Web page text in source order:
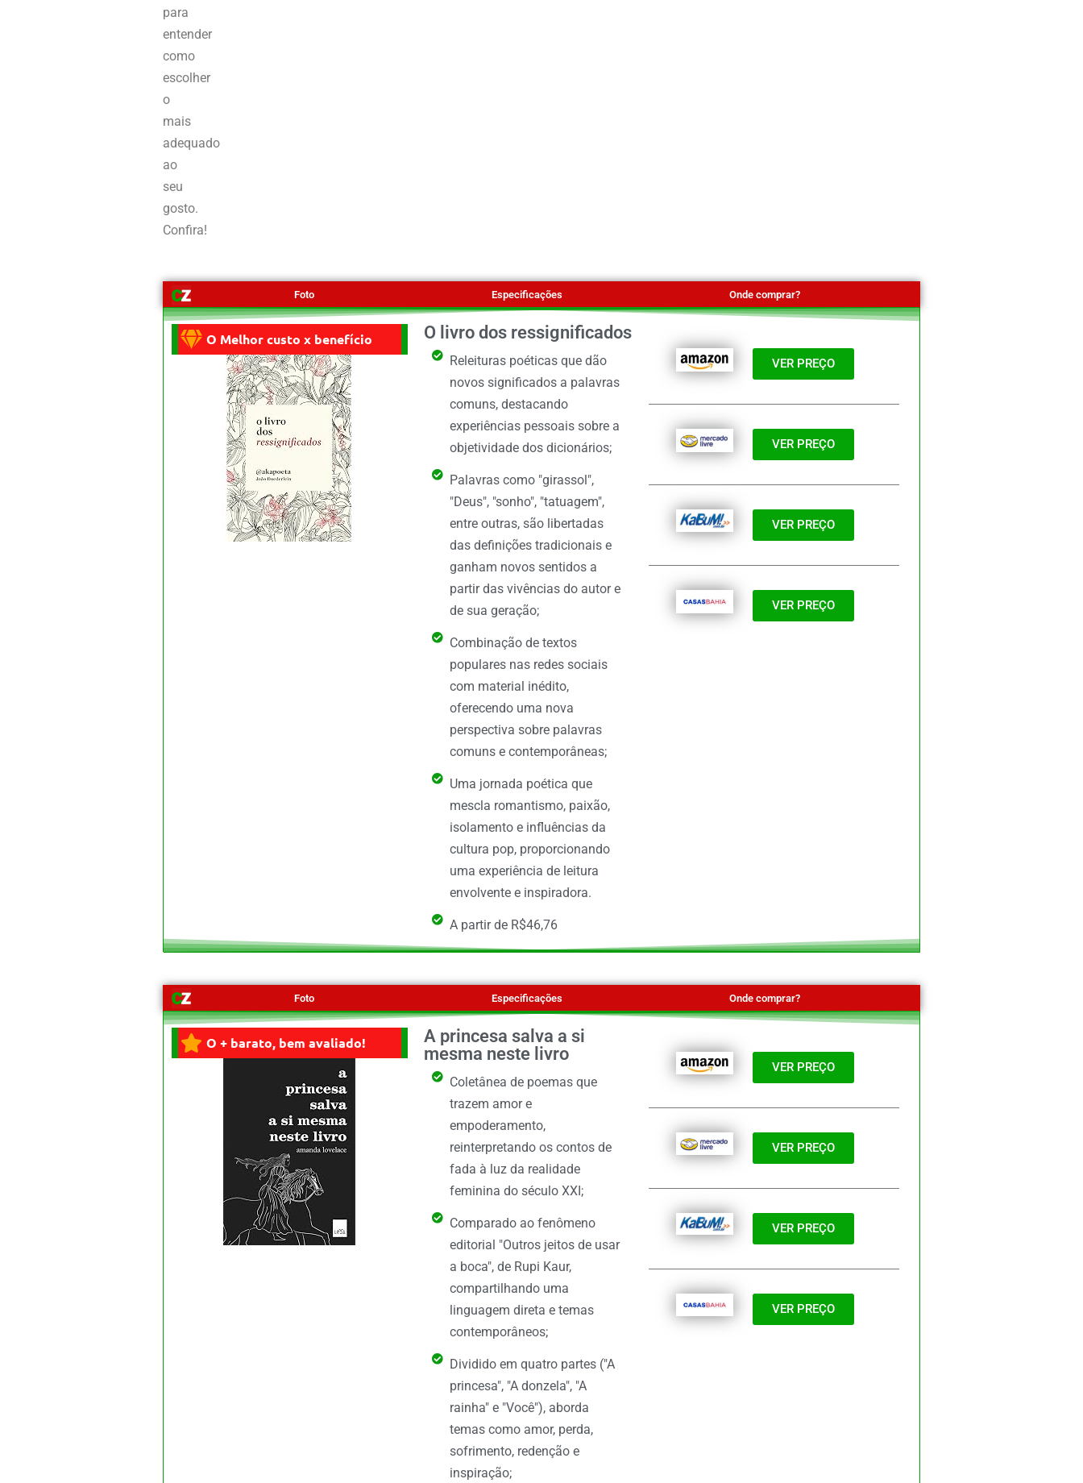
para
entender
como
escolher
o
mais
adequado
ao
seu
gosto.
Confira!
Foto Especificações Onde comprar?
O Melhor custo x benefício O livro dos ressignificados
Releituras poéticas que dão
novos significados a palavras
comuns, destacando
experiências pessoais sobre a
objetividade dos dicionários;
Palavras como "girassol",
"Deus", "sonho", "tatuagem",
entre outras, são libertadas
das definições tradicionais e
ganham novos sentidos a
partir das vivências do autor e
de sua geração;
Combinação de textos
populares nas redes sociais
com material inédito,
oferecendo uma nova
perspectiva sobre palavras
comuns e contemporâneas;
Uma jornada poética que
mescla romantismo, paixão,
isolamento e influências da
cultura pop, proporcionando
uma experiência de leitura
envolvente e inspiradora.
A partir de R$46,76
VER PREÇO
VER PREÇO
VER PREÇO
VER PREÇO
Foto Especificações Onde comprar?
O + barato, bem avaliado!
A princesa salva a si
mesma neste livro
Coletânea de poemas que
trazem amor e
empoderamento,
reinterpretando os contos de
fada à luz da realidade
feminina do século XXI;
Comparado ao fenômeno
editorial "Outros jeitos de usar
a boca", de Rupi Kaur,
compartilhando uma
linguagem direta e temas
contemporâneos;
Dividido em quatro partes ("A
princesa", "A donzela", "A
rainha" e "Você"), aborda
temas como amor, perda,
sofrimento, redenção e
inspiração;
VER PREÇO
VER PREÇO
VER PREÇO
VER PREÇO